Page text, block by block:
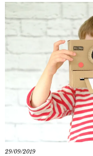
29/09/2019